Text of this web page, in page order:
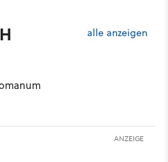
alle anzeigen
ANZEIGE